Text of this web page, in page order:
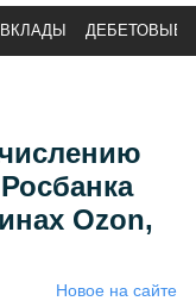
ВКЛАДЫ ДЕБЕТОВЫЕ
Ozon,
Новое на сайте